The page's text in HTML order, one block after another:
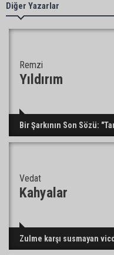
görev
Murat
Diğer Yazarlar
Remzi
Yıldırım
Bir Şarkının Son Sözü:
Vedat
Kahyalar
Zulme karşı susmayan